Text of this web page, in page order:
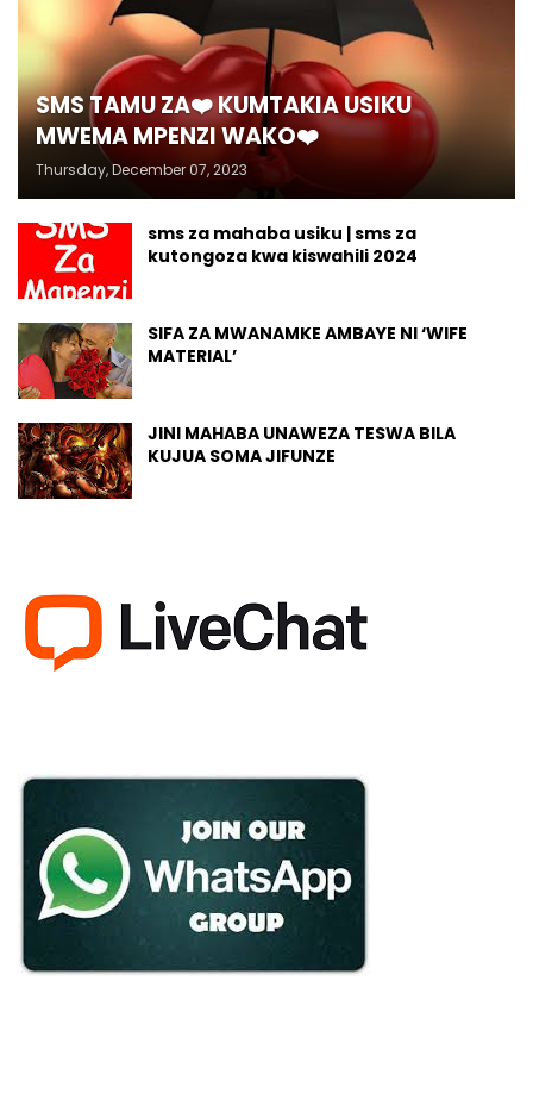
SMS TAMU ZA❤️ KUMTAKIA USIKU
MWEMA MPENZI WAKO❤️
Thursday, December 07, 2023
sms za mahaba usiku | sms za
kutongoza kwa kiswahili 2024
SIFA ZA MWANAMKE AMBAYE NI ‘WIFE
MATERIAL’
JINI MAHABA UNAWEZA TESWA BILA
KUJUA SOMA JIFUNZE